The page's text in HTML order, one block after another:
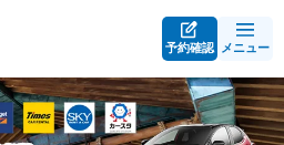
予約確認 メニュー